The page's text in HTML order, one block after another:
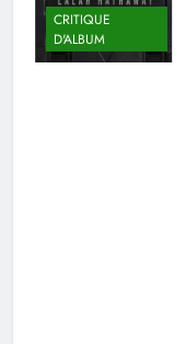
CRITIQUE
D'ALBUM